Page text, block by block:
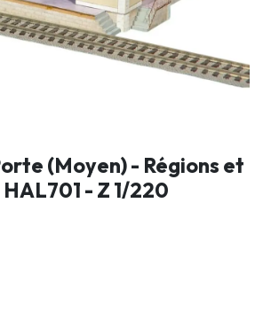
(Moyen) - Régions et
- Z 1/220